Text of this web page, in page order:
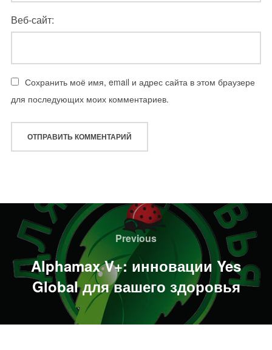
Веб-сайт:
Сохранить моё имя, email и адрес сайта в этом браузере
для последующих моих комментариев.
Навигация
по
записям
Previous
Previous
Alphamax V+: инновации Yes
Global для вашего здоровья